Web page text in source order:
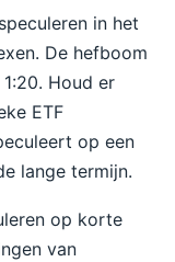
in het
De hefboom
Houd er
ETF
op een
lange termijn.
op korte
van